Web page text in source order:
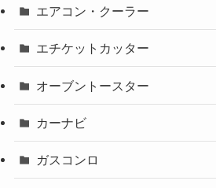
エアコン・クーラー
エチケットカッター
オーブントースター
カーナビ
ガスコンロ